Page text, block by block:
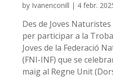
by Ivanenconill | 4 febr.
Des de Joves
per participar a la
Joves de la Federació
(FNI-INF) que se
maig al Regne Unit